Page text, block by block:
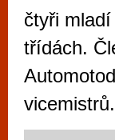
čtyři
třídách.
vicemistrů.
vyzkoušet
metropoli
po